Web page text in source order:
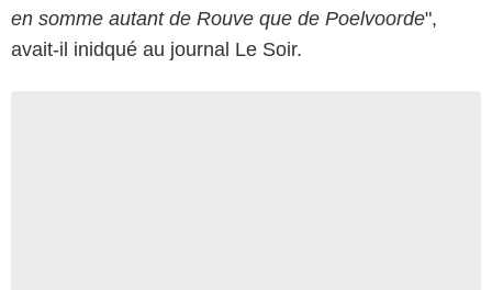
en somme autant de Rouve que de Poelvoorde",
avait-il inidqué au journal Le Soir.